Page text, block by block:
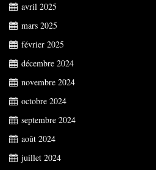
avril 2025
mars 2025
février 2025
décembre 2024
novembre 2024
octobre 2024
septembre 2024
août 2024
juillet 2024